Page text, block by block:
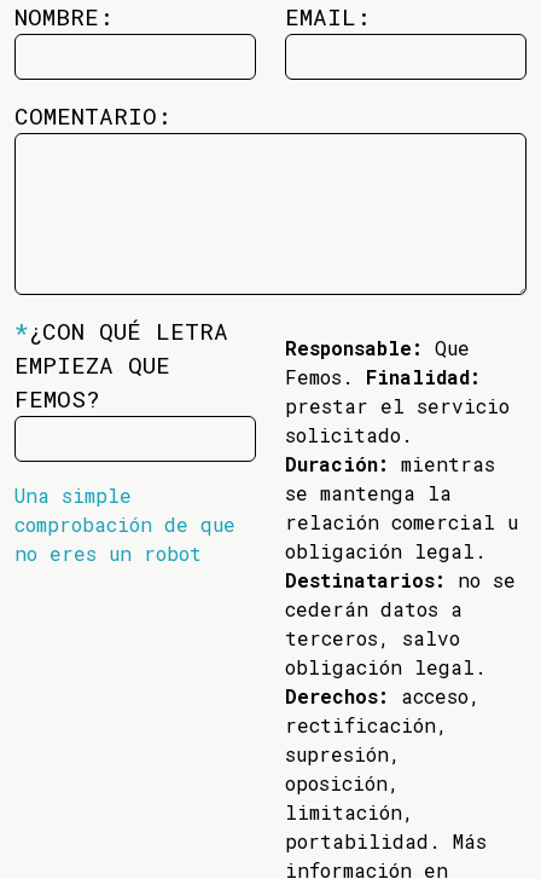
NOMBRE: EMAIL:
COMENTARIO:
*¿CON QUÉ LETRA
EMPIEZA QUE
FEMOS?
Una simple
comprobación de que
no eres un robot
Responsable:
Que
Femos. Finalidad:
prestar el servicio
solicitado.
Duración:
mientras
se mantenga la
relación comercial u
obligación legal.
Destinatarios:
no se
cederán datos a
terceros, salvo
obligación legal.
Derechos:
acceso,
rectificación,
supresión,
oposición,
limitación,
portabilidad. Más
información en